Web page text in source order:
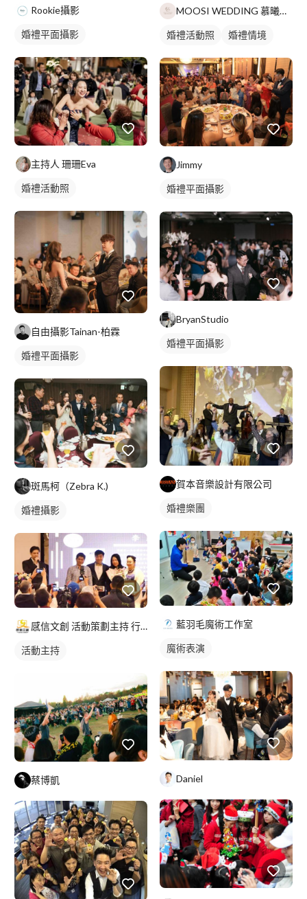
Rookie攝影
婚禮平面攝影
主持人 珊珊Eva
婚禮活動照
自由攝影Tainan-柏霖
婚禮平面攝影
斑馬柯（Zebra K.)
婚禮攝影
感信文創 活動策劃主持 行銷規劃 課程講座 美編文宣
活動主持
蔡博凱
MOOSI WEDDING 慕曦婚禮統籌顧問
婚禮活動照 婚禮情境
Jimmy
婚禮平面攝影
BryanStudio
婚禮平面攝影
賀本音樂設計有限公司
婚禮樂團
藍羽毛魔術工作室
魔術表演
Daniel